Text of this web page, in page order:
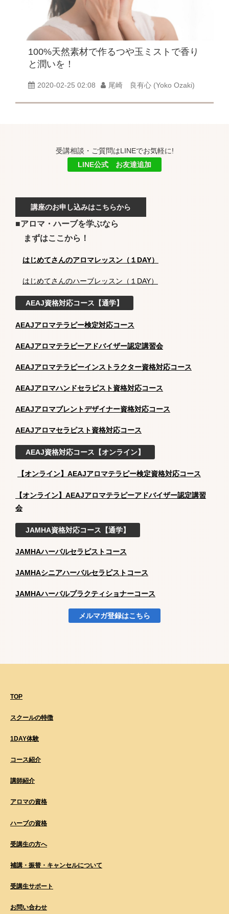
100%天然素材で作るつや玉ミストで香り
と潤いを！
2020-02-25 02:08 尾崎 良有心 (Yoko Ozaki)
受講相談・ご質問はLINEでお気軽に!
LINE公式 お友達追加
講座のお申し込みはこちらから
■アロマ・ハーブを学ぶなら
まずはここから！
はじめてさんのアロマレッスン（１DAY）
はじめてさんのハーブレッスン（１DAY）
AEAJ資格対応コース【通学】
AEAJアロマテラピー検定対応コース
AEAJアロマテラピーアドバイザー認定講習会
AEAJアロマテラピーインストラクター資格対応コース
AEAJアロマハンドセラピスト資格対応コース
AEAJアロマブレントデザイナー資格対応コース
AEAJアロマセラピスト資格対応コース
AEAJ資格対応コース【オンライン】
【オンライン】AEAJアロマテラピー検定資格対応コース
【オンライン】AEAJアロマテラピーアドバイザー認定講習
会
JAMHA資格対応コース【通学】
JAMHAハーバルセラピストコース
JAMHAシニアハーバルセラピストコース
JAMHAハーバルプラクティショナーコース
メルマガ登録はこちら
TOP
スクールの特徴
1DAY体験
コース紹介
講師紹介
アロマの資格
ハーブの資格
受講生の方へ
補講・振替・キャンセルについて
受講生サポート
お問い合わせ